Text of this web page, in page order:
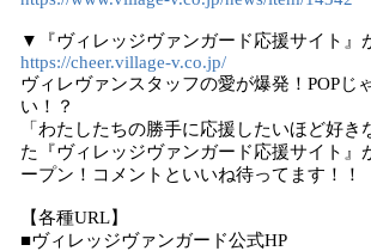
▼『ヴィレッジヴァンガード応援サイト』
https://cheer.village-v.co.jp/
ヴィレヴァンスタッフの愛が爆発！POPじ
い！？
「わたしたちの勝手に応援したいほど好き
た『ヴィレッジヴァンガード応援サイト』
ープン！コメントといいね待ってます！！
【各種URL】
■ヴィレッジヴァンガード公式HP